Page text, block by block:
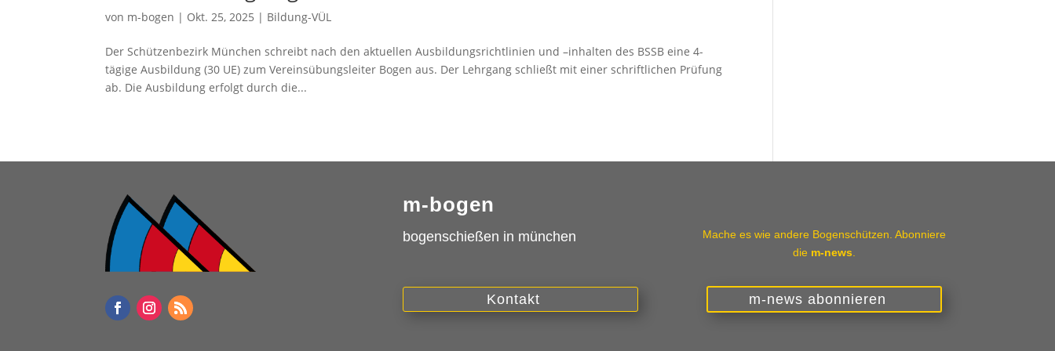
von m-bogen | Okt. 25, 2025 | Bildung-VÜL
Der Schützenbezirk München schreibt nach den aktuellen Ausbildungsrichtlinien und –inhalten des BSSB eine 4-
tägige Ausbildung (30 UE) zum Vereinsübungsleiter Bogen aus. Der Lehrgang schließt mit einer schriftlichen Prüfung
ab. Die Ausbildung erfolgt durch die...
m-bogen
bogenschießen in münchen
Kontakt
Mache es wie andere Bogenschützen. Abonniere
die m-news
m-news abonnieren